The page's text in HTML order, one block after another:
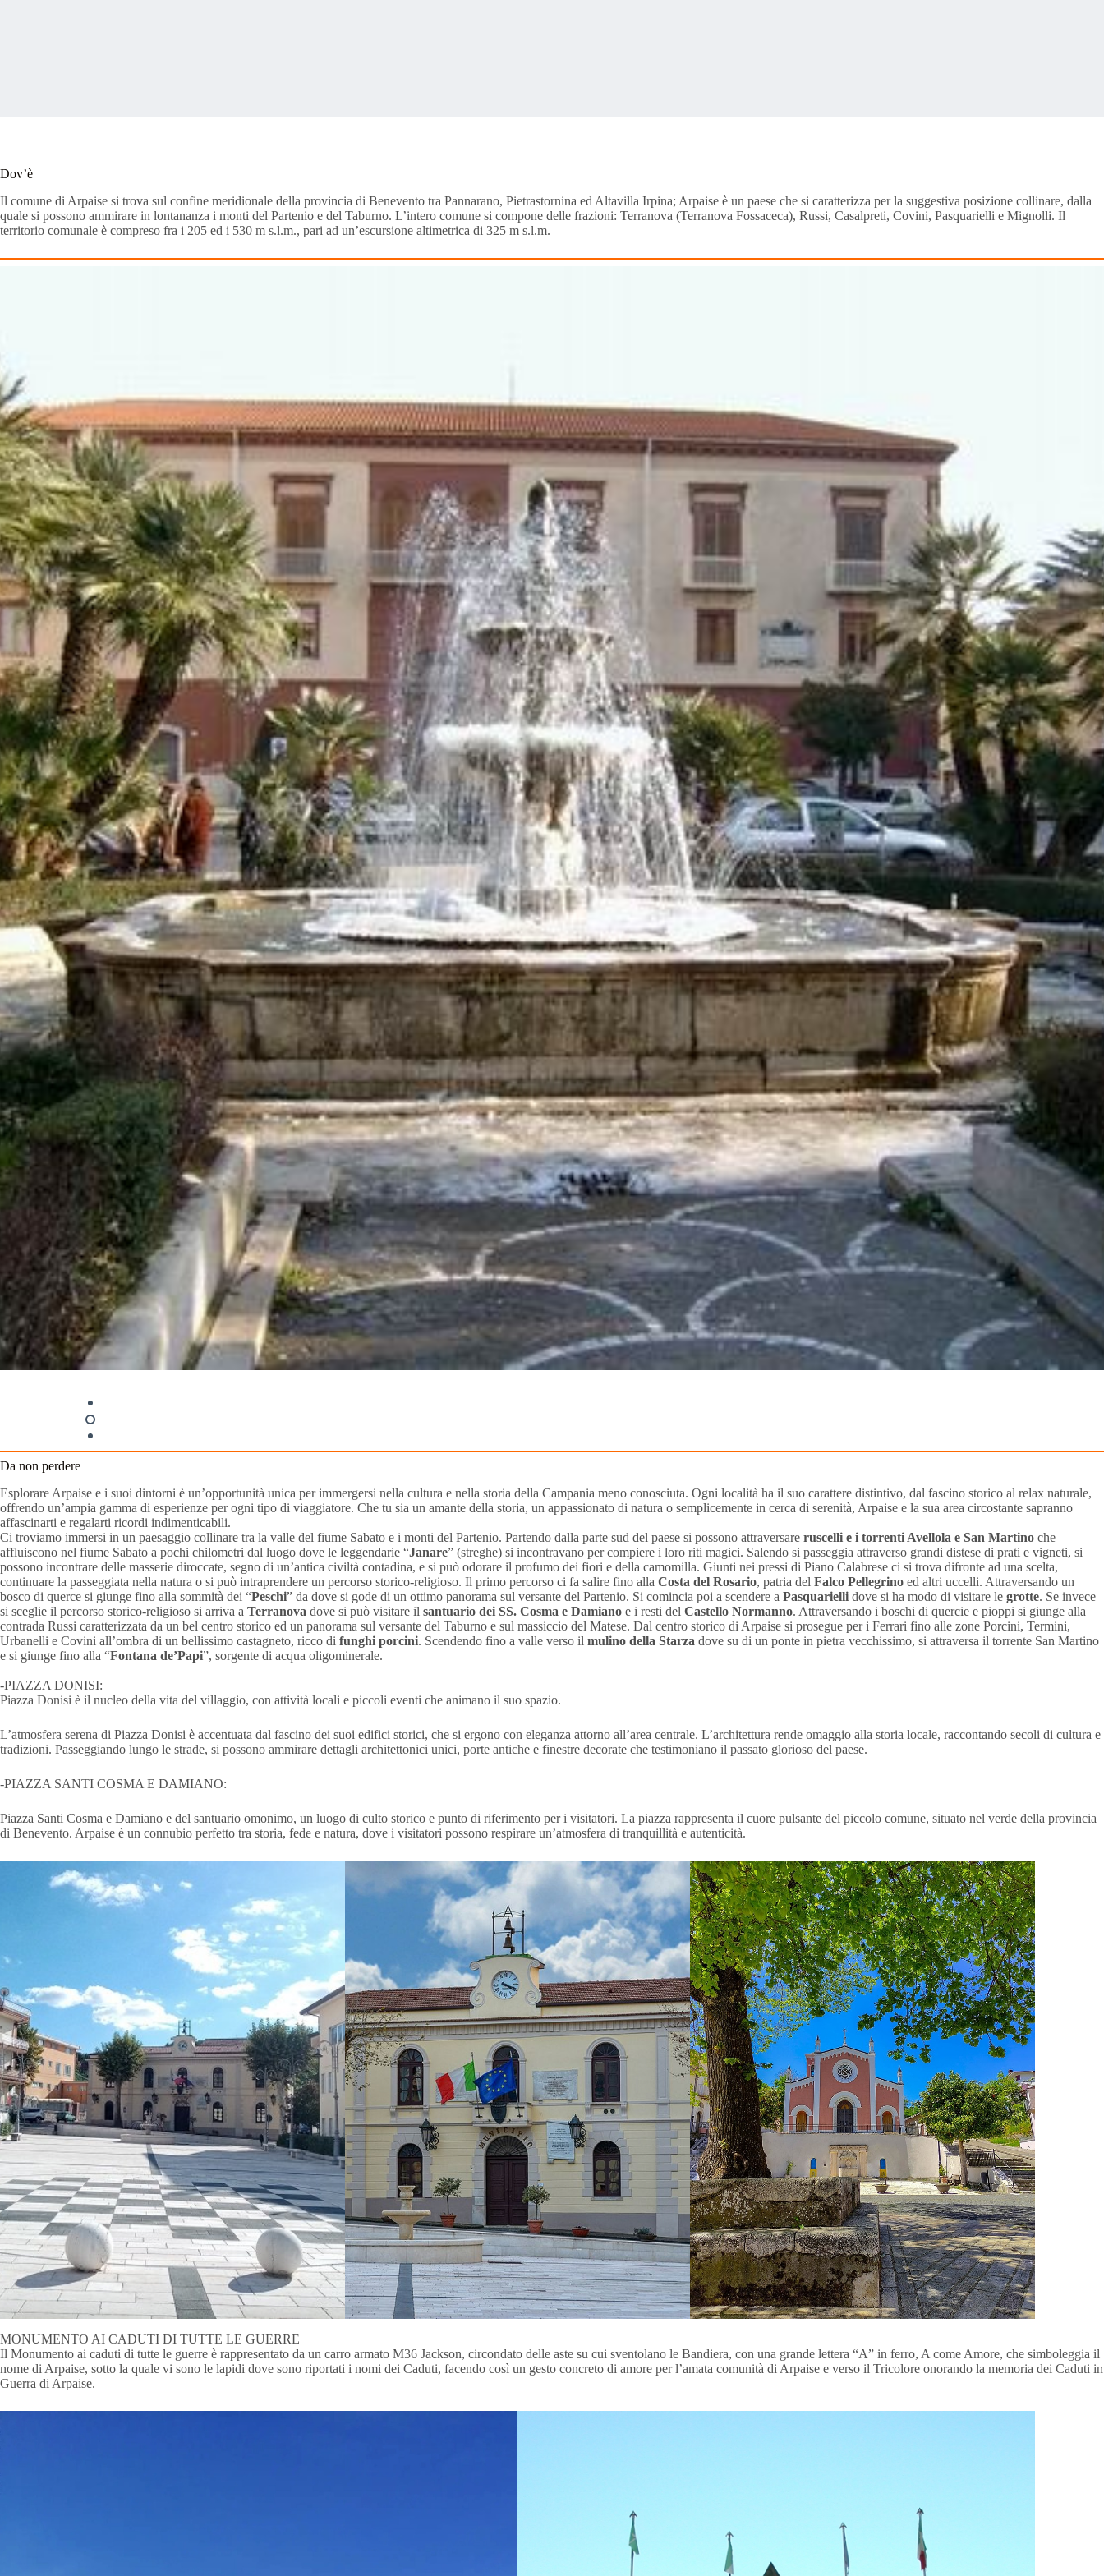
Dov’è
Il comune di Arpaise si trova sul confine meridionale della provincia di Benevento tra Pannarano, Pietrastornina ed Altavilla Irpina; Arpaise è un paese che si caratterizza per la suggestiva posizione collinare, dalla
quale si possono ammirare in lontananza i monti del Partenio e del Taburno. L’intero comune si compone delle frazioni: Terranova (Terranova Fossaceca), Russi, Casalpreti, Covini, Pasquarielli e Mignolli. Il
territorio comunale è compreso fra i 205 ed i 530 m s.l.m., pari ad un’escursione altimetrica di 325 m s.l.m.
Da non perdere
Esplorare Arpaise e i suoi dintorni è un’opportunità unica per immergersi nella cultura e nella storia della Campania meno conosciuta. Ogni località ha il suo carattere distintivo, dal fascino storico al relax naturale,
offrendo un’ampia gamma di esperienze per ogni tipo di viaggiatore. Che tu sia un amante della storia, un appassionato di natura o semplicemente in cerca di serenità, Arpaise e la sua area circostante sapranno
affascinarti e regalarti ricordi indimenticabili.
Ci troviamo immersi in un paesaggio collinare tra la valle del fiume Sabato e i monti del Partenio. Partendo dalla parte sud del paese si possono attraversare ruscelli e i torrenti Avellola e San Martino che
affluiscono nel fiume Sabato a pochi chilometri dal luogo dove le leggendarie “Janare” (streghe) si incontravano per compiere i loro riti magici. Salendo si passeggia attraverso grandi distese di prati e vigneti, si
possono incontrare delle masserie diroccate, segno di un’antica civiltà contadina, e si può odorare il profumo dei fiori e della camomilla. Giunti nei pressi di Piano Calabrese ci si trova difronte ad una scelta,
continuare la passeggiata nella natura o si può intraprendere un percorso storico-religioso. Il primo percorso ci fa salire fino alla Costa del Rosario, patria del Falco Pellegrino ed altri uccelli. Attraversando un
bosco di querce si giunge fino alla sommità dei “Peschi” da dove si gode di un ottimo panorama sul versante del Partenio. Si comincia poi a scendere a Pasquarielli dove si ha modo di visitare le grotte. Se invece
si sceglie il percorso storico-religioso si arriva a Terranova dove si può visitare il santuario dei SS. Cosma e Damiano e i resti del Castello Normanno. Attraversando i boschi di quercie e pioppi si giunge alla
contrada Russi caratterizzata da un bel centro storico ed un panorama sul versante del Taburno e sul massiccio del Matese. Dal centro storico di Arpaise si prosegue per i Ferrari fino alle zone Porcini, Termini,
Urbanelli e Covini all’ombra di un bellissimo castagneto, ricco di funghi porcini. Scendendo fino a valle verso il mulino della Starza dove su di un ponte in pietra vecchissimo, si attraversa il torrente San Martino
e si giunge fino alla “Fontana de’Papi”, sorgente di acqua oligominerale.
-PIAZZA DONISI:
Piazza Donisi è il nucleo della vita del villaggio, con attività locali e piccoli eventi che animano il suo spazio.
L’atmosfera serena di Piazza Donisi è accentuata dal fascino dei suoi edifici storici, che si ergono con eleganza attorno all’area centrale. L’architettura rende omaggio alla storia locale, raccontando secoli di cultura e
tradizioni. Passeggiando lungo le strade, si possono ammirare dettagli architettonici unici, porte antiche e finestre decorate che testimoniano il passato glorioso del paese.
-PIAZZA SANTI COSMA E DAMIANO:
Piazza Santi Cosma e Damiano e del santuario omonimo, un luogo di culto storico e punto di riferimento per i visitatori. La piazza rappresenta il cuore pulsante del piccolo comune, situato nel verde della provincia
di Benevento. Arpaise è un connubio perfetto tra storia, fede e natura, dove i visitatori possono respirare un’atmosfera di tranquillità e autenticità.
MONUMENTO AI CADUTI DI TUTTE LE GUERRE
Il Monumento ai caduti di tutte le guerre è rappresentato da un carro armato M36 Jackson, circondato delle aste su cui sventolano le Bandiera, con una grande lettera “A” in ferro, A come Amore, che simboleggia il
nome di Arpaise, sotto la quale vi sono le lapidi dove sono riportati i nomi dei Caduti, facendo così un gesto concreto di amore per l’amata comunità di Arpaise e verso il Tricolore onorando la memoria dei Caduti in
Guerra di Arpaise.